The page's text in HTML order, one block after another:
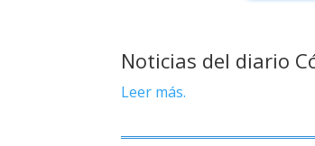
Noticias del diario
Leer más.